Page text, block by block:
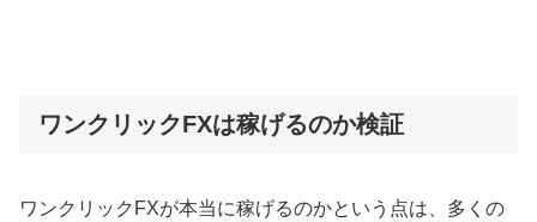
ワンクリックFXは稼げるのか検証
ワンクリックFXが本当に稼げるのかという点は、多くの